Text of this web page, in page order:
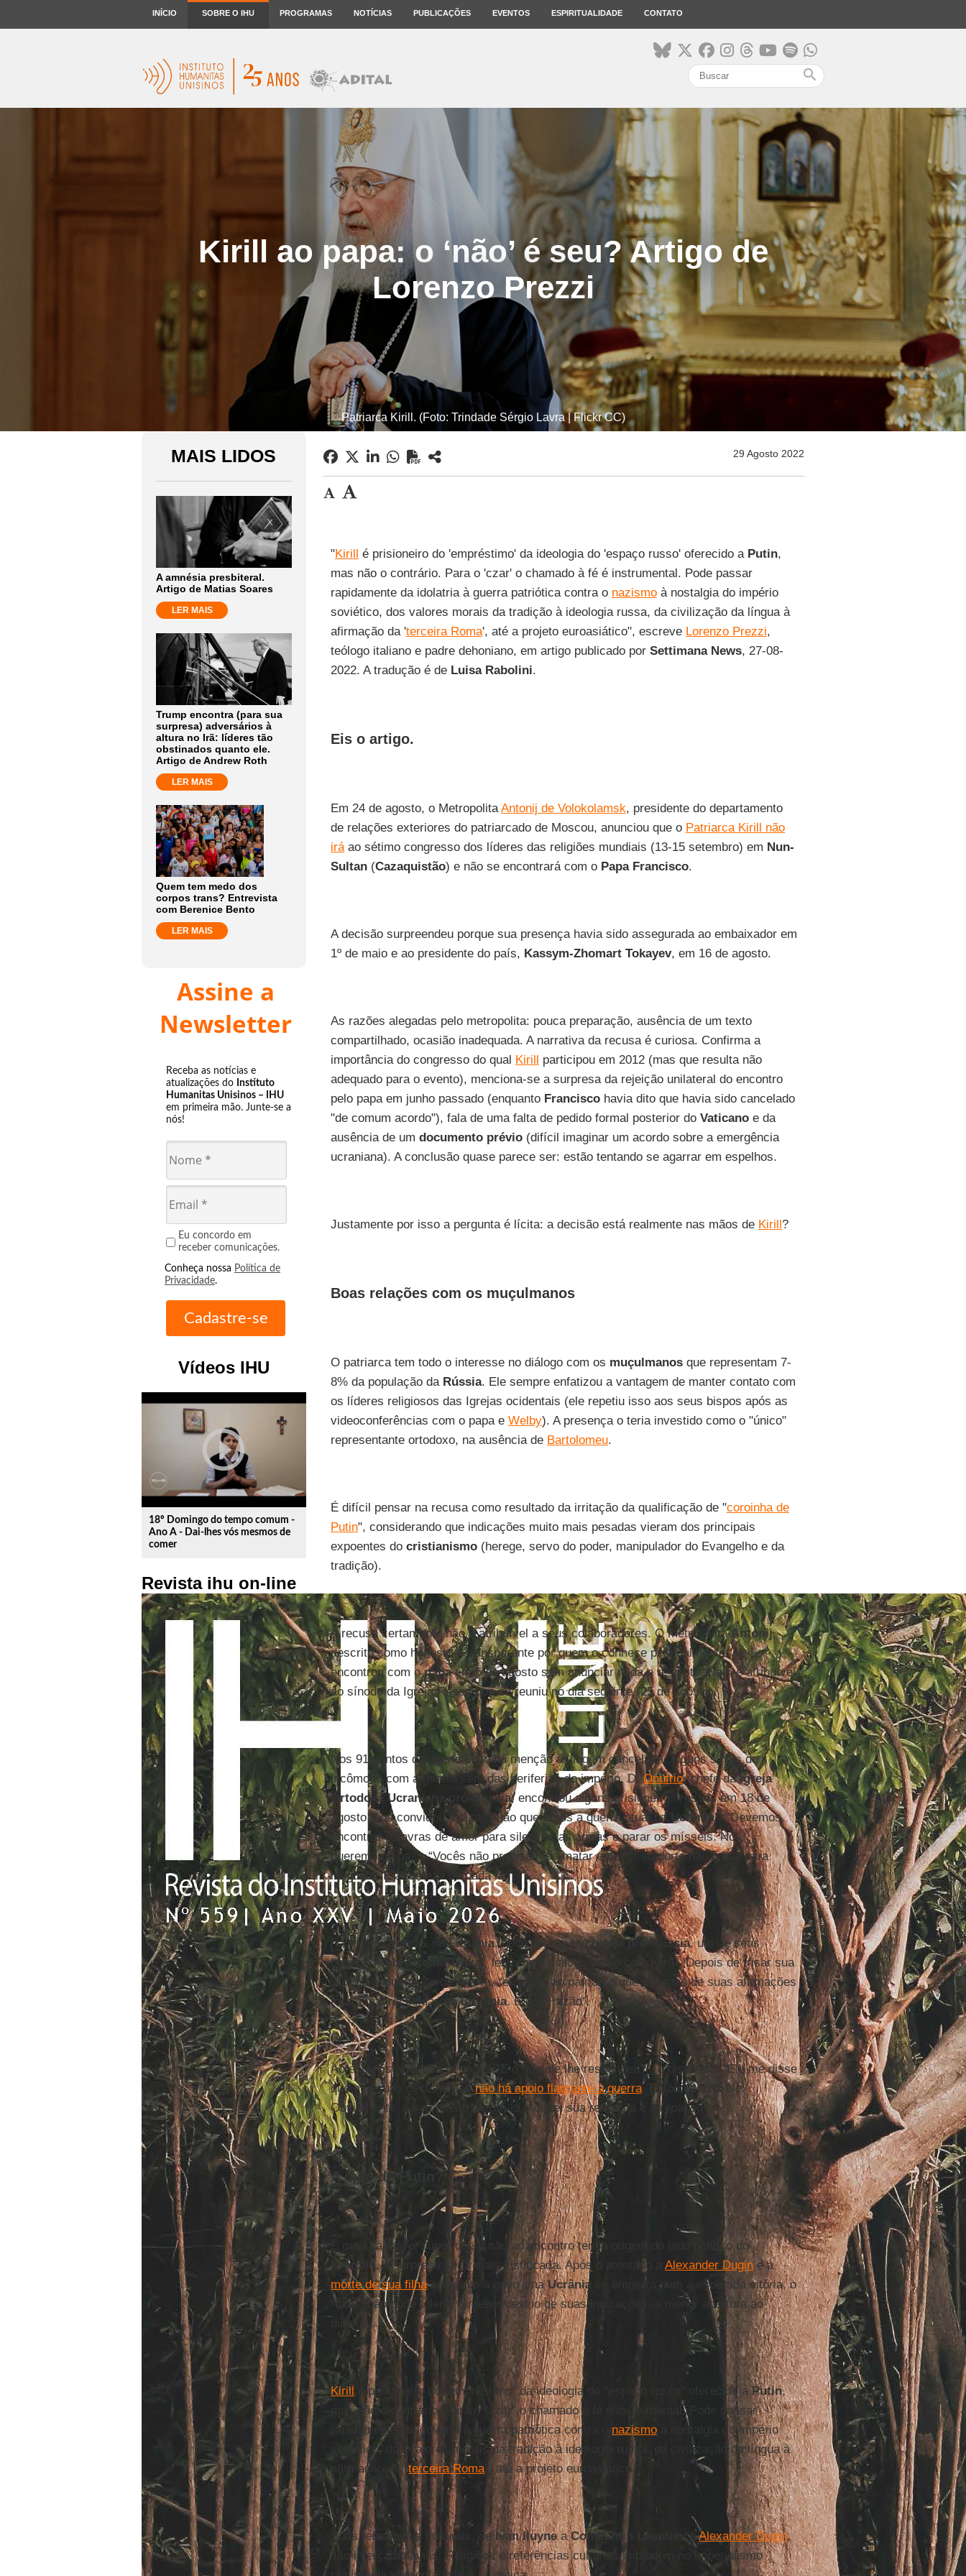
INÍCIO SOBRE O IHU PROGRAMAS NOTÍCIAS PUBLICAÇÕES EVENTOS ESPIRITUALIDADE CONTATO
search
Kirill ao papa: o ‘não’ é seu? Artigo de
Lorenzo Prezzi
Patriarca Kirill. (Foto: Trindade Sérgio Lavra | Flickr CC)
MAIS LIDOS
A amnésia presbiteral.
Artigo de Matias Soares
LER MAIS
Trump encontra (para sua
surpresa) adversários à
altura no Irã: líderes tão
obstinados quanto ele.
Artigo de Andrew Roth
LER MAIS
Quem tem medo dos
corpos trans? Entrevista
com Berenice Bento
LER MAIS
Assine a
Newsletter
Receba as notícias e
atualizações do Instituto
Humanitas Unisinos – IHU
em primeira mão. Junte-se a
nós!
Eu concordo em
receber comunicações.
Conheça nossa Política de
Privacidade.
Vídeos IHU
play_circle_outline
18º Domingo do tempo comum -
Ano A - Dai-lhes vós mesmos de
comer
Revista ihu on-line
29 Agosto 2022
"Kirill é prisioneiro do 'empréstimo' da ideologia do 'espaço russo' oferecido a Putin,
mas não o contrário. Para o 'czar' o chamado à fé é instrumental. Pode passar
rapidamente da idolatria à guerra patriótica contra o nazismoà nostalgia do império
soviético, dos valores morais da tradição à ideologia russa, da civilização da língua à
afirmação da 'terceira Roma', até a projeto euroasiático", escreve Lorenzo Prezzi,
teólogo italiano e padre dehoniano, em artigo publicado por Settimana News, 27-08-
2022. A tradução é de Luisa Rabolini.
Eis o artigo.
Em 24 de agosto, o MetropolitaAntonij de Volokolamsk, presidente do departamento
de relações exteriores do patriarcado de Moscou, anunciou que o Patriarca Kirill não
iráao sétimo congresso dos líderes das religiões mundiais (13-15 setembro) em Nun-
Sultan(Cazaquistão) e não se encontrará com o Papa Francisco.
A decisão surpreendeu porque sua presença havia sido assegurada ao embaixador em
1º de maio e ao presidente do país, Kassym-Zhomart Tokayev, em 16 de agosto.
As razões alegadas pelo metropolita: pouca preparação, ausência de um texto
compartilhado, ocasião inadequada. A narrativa da recusa é curiosa. Confirma a
importância do congresso do qual Kirill participou em 2012 (mas que resulta não
adequado para o evento), menciona-se a surpresa da rejeição unilateral do encontro
pelo papa em junho passado (enquanto Franciscohavia dito que havia sido cancelado
"de comum acordo"), fala de uma falta de pedido formal posterior do Vaticanoe da
ausência de um documento prévio(difícil imaginar um acordo sobre a emergência
ucraniana). A conclusão quase parece ser: estão tentando se agarrar em espelhos.
Justamente por isso a pergunta é lícita: a decisão está realmente nas mãos de Kirill?
Boas relações com os muçulmanos
O patriarca tem todo o interesse no diálogo com os muçulmanosque representam 7-
8% da população da Rússia. Ele sempre enfatizou a vantagem de manter contato com
os líderes religiosos das Igrejas ocidentais (ele repetiu isso aos seus bispos após as
videoconferências com o papa e Welby). A presença o teria investido como o "único"
representante ortodoxo, na ausência de Bartolomeu.
É difícil pensar na recusa como resultado da irritação da qualificação de "coroinha de
Putin", considerando que indicações muito mais pesadas vieram dos principais
expoentes do cristianismo(herege, servo do poder, manipulador do Evangelho e da
tradição).
A recusa certamente não é atribuível a seus colaboradores. O metropolitaAntonij,
descrito como honesto e transparente por quem o conhece pessoalmente, se
encontrou com opapaem 5 de agosto sem anunciar nada a respeito. Nem é atribuível
ao sínodo da Igreja Russa que se reuniu no dia seguinte (25 de agosto).
Nos 91 pontos da agenda não há menção à viagem cancelada. Alguns sinais de
incômodo com a guerra vêm das periferias do império. D.Onufrio, chefe daIgreja
Ortodoxa Ucraniana pró-Rússia, encontrou alguns prisioneiros russos em 18 de
agosto e os convidou a dizer: "não queremos a guerra atual na Ucrânia". “Devemos
encontrar palavras de amor para silenciar as armas e parar os mísseis. Nós
queremos a paz". “Vocês não precisam se matar entre si, a morte não é boa para
ninguém. É a tristeza de cada lar”.
Na fronteira norte, naLituânia, onde opera umaIgreja pró-Rússia, um de seus
bispos,Ambrósio de Trakai, lembrou o diálogo direto com Kirill. Depois de frisar sua
própria condenação da guerra, “eu disse ao patriarca que algumas de suas afirmações
foram mal recebidas naLituânia. E com razão”.
Ao entrevistador que pergunta “E o que ele lhe respondeu?”, o bispo diz: “Ele me disse
que nas suas declaraçõesnão há apoio flagrante à guerra. Estou citando ele.
Obviamente, é seu direito afirmá-lo. Aceitei sua resposta e a repasso”.
A mão de Putin?
É mais razoável supor que o não ao encontro tenha origem do lado político do
Kremlin. A surpresa seria mais justificada. Após o atentado a Alexander Dugine a
morte de sua filhaenquanto a guerra naUcrânia
se emperra sem a esperada vitória, o
“czar” não pode tolerar o menor desvio de suas indicações, a menor abertura ao
diálogo.
Kirill é prisioneiro do "empréstimo" da ideologia do "espaço russo" oferecido aPutin,
mas não o contrário. Para o "czar" o chamado à fé é instrumental. Pode passar
rapidamente da idolatria à guerra patriótica contra o nazismoà nostalgia do império
soviético, dos valores morais da tradição à ideologia russa, da civilização da língua à
afirmação da "terceira Roma", até a projeto euroasiático.
Suas referências culturais, deIvan IluyneaConstantin LeontieveAlexander Dugin,
são intercambiáveis. Religiões e referências culturais implodem no imperialismo